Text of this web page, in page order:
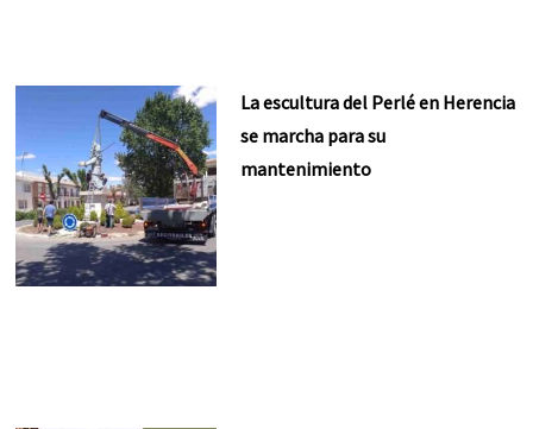
La escultura del Perlé en Herencia
se marcha para su
mantenimiento